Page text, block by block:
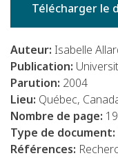
Télécharger le
Auteur: Isabelle
Publication:
Parution: 2004
Lieu: Québec,
Nombre de page:
Type de document:
Références: